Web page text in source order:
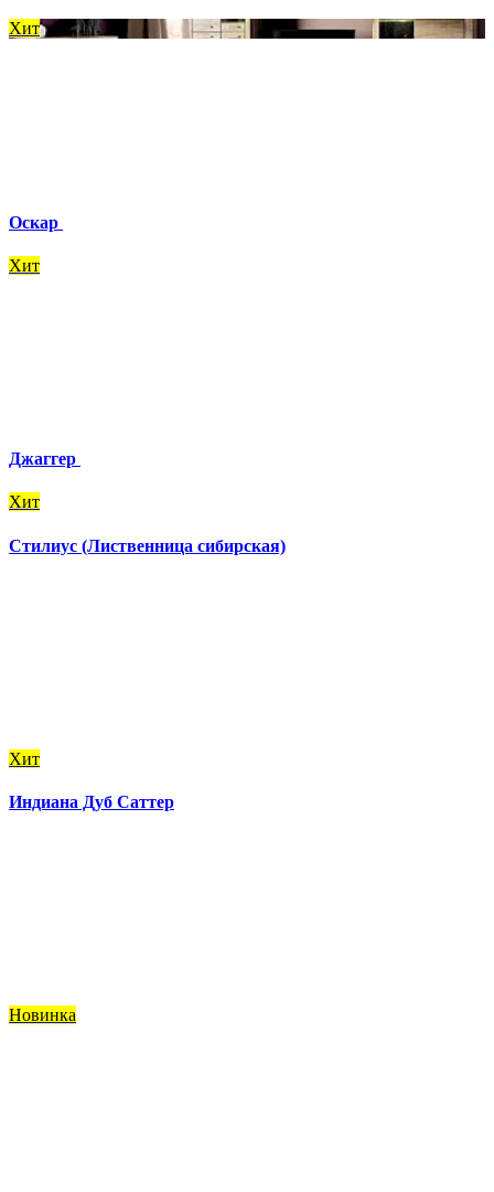
Хит
Оскар
Хит
Джаггер
Хит
Стилиус (Лиственница сибирская)
Хит
Индиана Дуб Саттер
Новинка